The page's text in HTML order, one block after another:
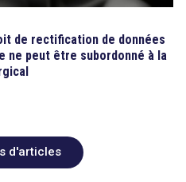
de rectification de données
ne peut être subordonné à la
d'articles